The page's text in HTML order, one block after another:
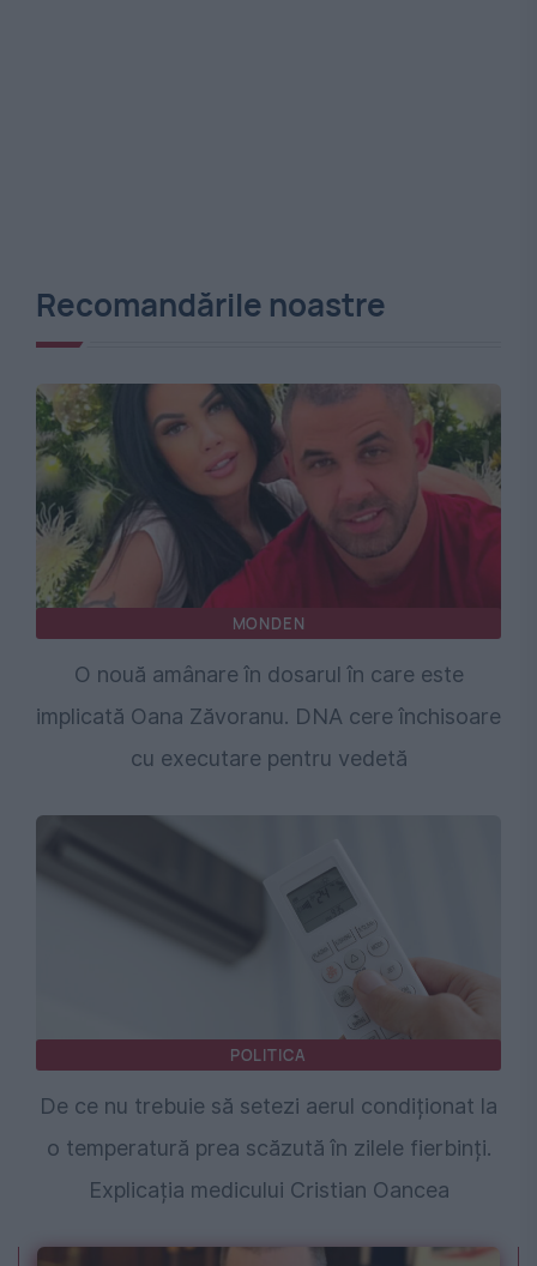
Recomandările noastre
MONDEN
O nouă amânare în dosarul în care este
implicată Oana Zăvoranu. DNA cere închisoare
cu executare pentru vedetă
POLITICA
De ce nu trebuie să setezi aerul condiționat la
o temperatură prea scăzută în zilele fierbinți.
Explicația medicului Cristian Oancea